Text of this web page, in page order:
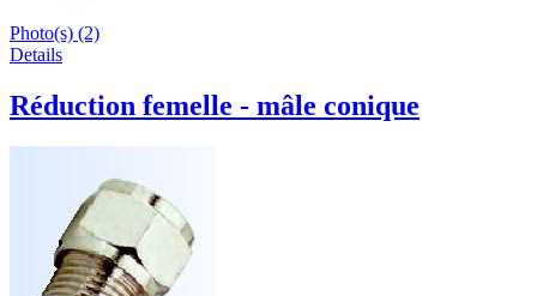
Photo(s) (2)
Details
Réduction femelle - mâle conique